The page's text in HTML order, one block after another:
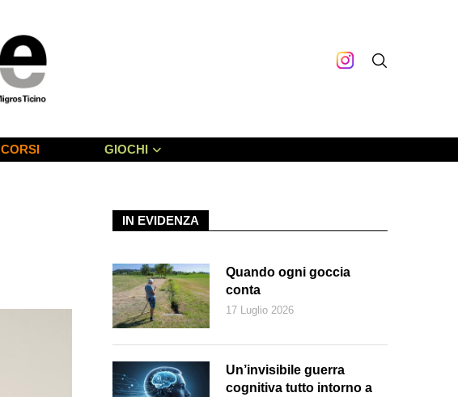
GIOCHI
IN EVIDENZA
Quando ogni goccia
conta
17 Luglio 2026
Un’invisibile guerra
cognitiva tutto intorno a